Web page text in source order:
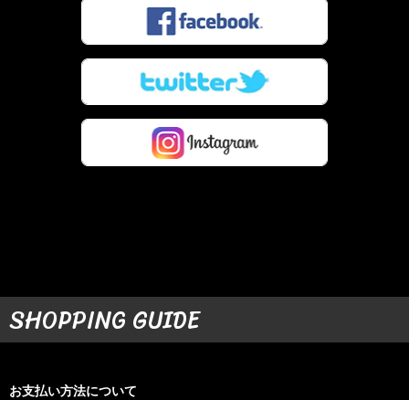
SHOPPING GUIDE
お支払い方法について